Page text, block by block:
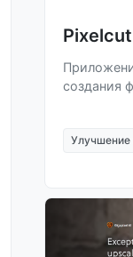
Pixelcut
создания
Улучшение